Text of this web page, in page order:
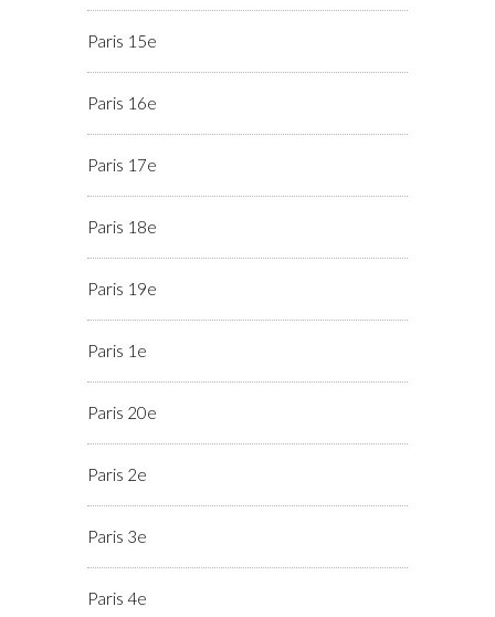
Paris 15e
Paris 16e
Paris 17e
Paris 18e
Paris 19e
Paris 1e
Paris 20e
Paris 2e
Paris 3e
Paris 4e